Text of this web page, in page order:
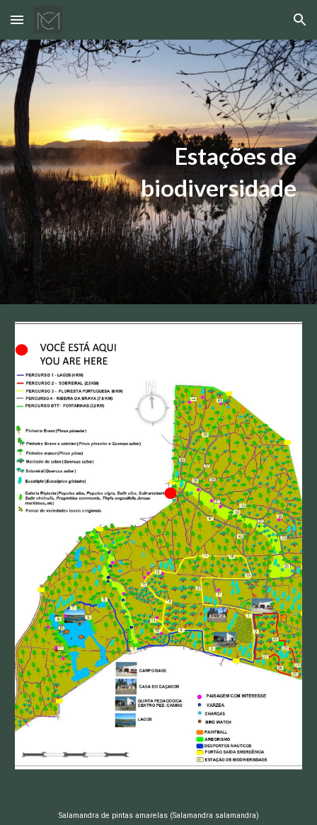
Skip to main content Skip to navigation
Estações de
biodiversidade
Salamandra de pintas amarelas (Salamandra salamandra)